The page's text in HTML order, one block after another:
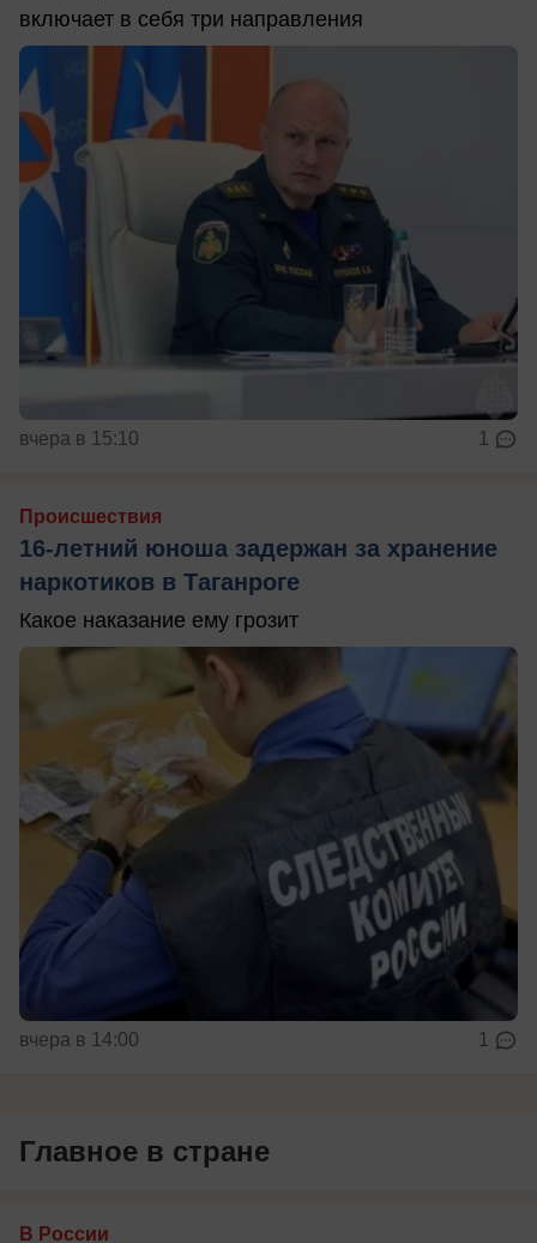
включает в себя три направления
вчера в 15:10 1
Происшествия
16-летний юноша задержан за хранение
наркотиков в Таганроге
Какое наказание ему грозит
вчера в 14:00 1
Главное в стране
В России